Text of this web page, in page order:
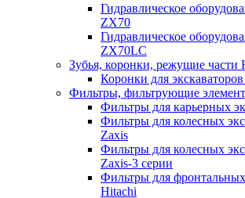
Гидравлическое
ZX70
Гидравлическое
ZX70LC
Зубья, коронки, режущие части
Коронки для
Фильтры, фильтрующие
Фильтры для карьерных
Фильтры для колесных
Zaxis
Фильтры для колесных
Zaxis-3 серии
Фильтры для
Hitachi